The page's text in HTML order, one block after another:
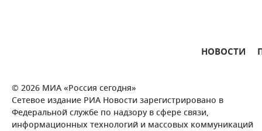
НОВОСТИ
© 2026 МИА «Россия сегодня»
Сетевое издание РИА Новости зарегистрировано в
Федеральной службе по надзору в сфере связи,
информационных технологий и массовых коммуникаций